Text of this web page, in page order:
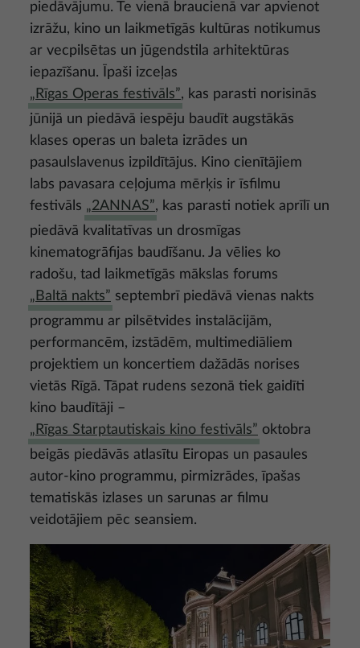
piedāvājumu. Te vienā braucienā var apvienot
izrāžu, kino un laikmetīgās kultūras notikumus
ar vecpilsētas un jūgendstila arhitektūras
iepazīšanu. Īpaši izceļas
„Rīgas Operas festivāls”, kas parasti norisinās
jūnijā un piedāvā iespēju baudīt augstākās
klases operas un baleta izrādes un
pasaulslavenus izpildītājus. Kino cienītājiem
labs pavasara ceļojuma mērķis ir īsfilmu
festivāls „2ANNAS”, kas parasti notiek aprīlī un
piedāvā kvalitatīvas un drosmīgas
kinematogrāfijas baudīšanu. Ja vēlies ko
radošu, tad laikmetīgās mākslas forums
„Baltā nakts” septembrī piedāvā vienas nakts
programmu ar pilsētvides instalācijām,
performancēm, izstādēm, multimediāliem
projektiem un koncertiem dažādās norises
vietās Rīgā. Tāpat rudens sezonā tiek gaidīti
kino baudītāji –
„Rīgas Starptautiskais kino festivāls” oktobra
beigās piedāvās atlasītu Eiropas un pasaules
autor-kino programmu, pirmizrādes, īpašas
tematiskās izlases un sarunas ar filmu
veidotājiem pēc seansiem.
Attēls